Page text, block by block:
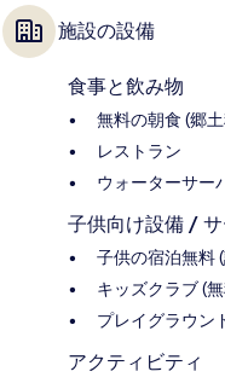
施設の設備
食事と飲み物
無料の朝食 (郷
レストラン
ウォーターサー
子供向け設備 / サ
子供の宿泊無料
キッズクラブ (
プレイグラウン
アクティビティ